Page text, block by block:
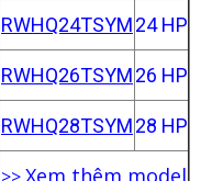
RWHQ24TSYM24 HP
RWHQ26TSYM26 HP
RWHQ28TSYM28 HP
Xem thêm model